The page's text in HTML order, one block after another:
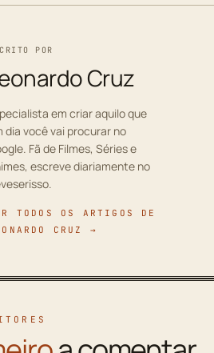
POR
Cruz
em criar aquilo que
dia você vai procurar no
Fã de Filmes, Séries e
escreve diariamente no
TODOS OS ARTIGOS DE
CRUZ →